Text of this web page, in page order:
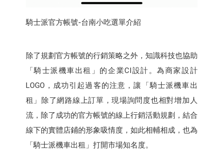
騎士派官方帳號-台南小吃選單介紹
除了規劃官方帳號的行銷策略之外，知識科技也協助
「騎士派機車出租」的企業CI設計。為商家設計
LOGO，成功引起過客的注意，讓「騎士派機車出
租」除了網路線上訂單，現場詢問度也相對增加人
流，除了成功的官方帳號的線上行銷活動規劃，結合
線下的實體店鋪的形象吸情度，如此相輔相成，也為
「騎士派機車出租」打開市場知名度。